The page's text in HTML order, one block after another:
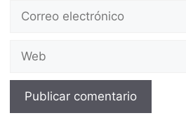
Correo
Web